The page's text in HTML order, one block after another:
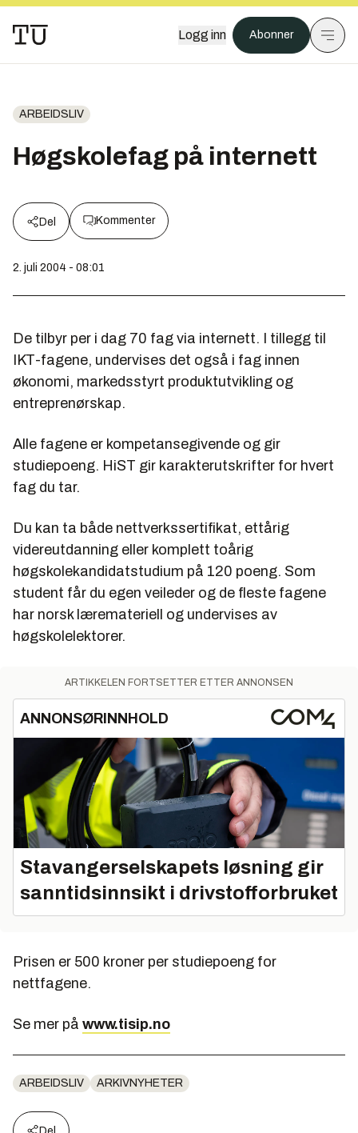
Logg inn Abonner
ARBEIDSLIV
Høgskolefag på internett
Del Kommenter
2. juli 2004 - 08:01
De tilbyr per i dag 70 fag via internett. I tillegg til
IKT-fagene, undervises det også i fag innen
økonomi, markedsstyrt produktutvikling og
entreprenørskap.
Alle fagene er kompetansegivende og gir
studiepoeng. HiST gir karakterutskrifter for hvert
fag du tar.
Du kan ta både nettverkssertifikat, ettårig
videreutdanning eller komplett toårig
høgskolekandidatstudium på 120 poeng. Som
student får du egen veileder og de fleste fagene
har norsk læremateriell og undervises av
høgskolelektorer.
ARTIKKELEN FORTSETTER ETTER ANNONSEN
ANNONSØRINNHOLD
Stavangerselskapets løsning gir
sanntidsinnsikt i drivstofforbruket
Prisen er 500 kroner per studiepoeng for
nettfagene.
Se mer på www.tisip.no
ARBEIDSLIV ARKIVNYHETER